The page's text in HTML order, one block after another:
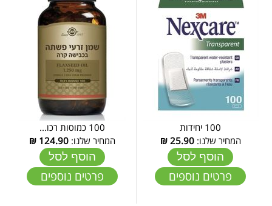
100 יחידות
המחיר שלנו:25.90
₪
הוסף לסל
פרטים נוספים
100 כמוסות רכו...
המחיר שלנו:124.90
₪
הוסף לסל
פרטים נוספים